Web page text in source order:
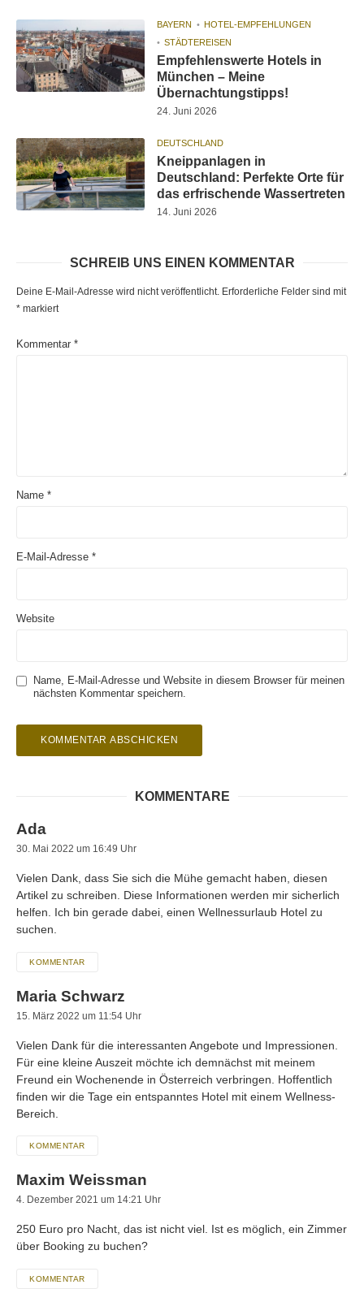
BAYERN
HOTEL-EMPFEHLUNGEN
STÄDTEREISEN
Empfehlenswerte Hotels in
München – Meine
Übernachtungstipps!
24. Juni 2026
DEUTSCHLAND
Kneippanlagen in
Deutschland: Perfekte Orte für
das erfrischende Wassertreten
14. Juni 2026
SCHREIB UNS EINEN KOMMENTAR
Deine E-Mail-Adresse wird nicht veröffentlicht. Erforderliche Felder sind mit
* markiert
Kommentar *
Name *
E-Mail-Adresse *
Website
Name, E-Mail-Adresse und Website in diesem Browser für meinen
nächsten Kommentar speichern.
KOMMENTARE
Ada
30. Mai 2022 um 16:49 Uhr
Vielen Dank, dass Sie sich die Mühe gemacht haben, diesen
Artikel zu schreiben. Diese Informationen werden mir sicherlich
helfen. Ich bin gerade dabei, einen Wellnessurlaub Hotel zu
suchen.
KOMMENTAR
Maria Schwarz
15. März 2022 um 11:54 Uhr
Vielen Dank für die interessanten Angebote und Impressionen.
Für eine kleine Auszeit möchte ich demnächst mit meinem
Freund ein Wochenende in Österreich verbringen. Hoffentlich
finden wir die Tage ein entspanntes Hotel mit einem Wellness-
Bereich.
KOMMENTAR
Maxim Weissman
4. Dezember 2021 um 14:21 Uhr
250 Euro pro Nacht, das ist nicht viel. Ist es möglich, ein Zimmer
über Booking zu buchen?
KOMMENTAR